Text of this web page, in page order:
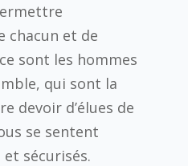
chacun et de
sont les hommes
qui sont la
devoir d’élues de
se sentent
sécurisés.